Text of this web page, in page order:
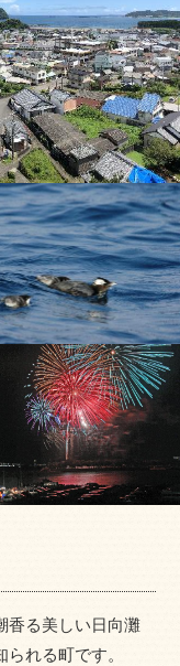
香る美しい日向灘
れる町です。